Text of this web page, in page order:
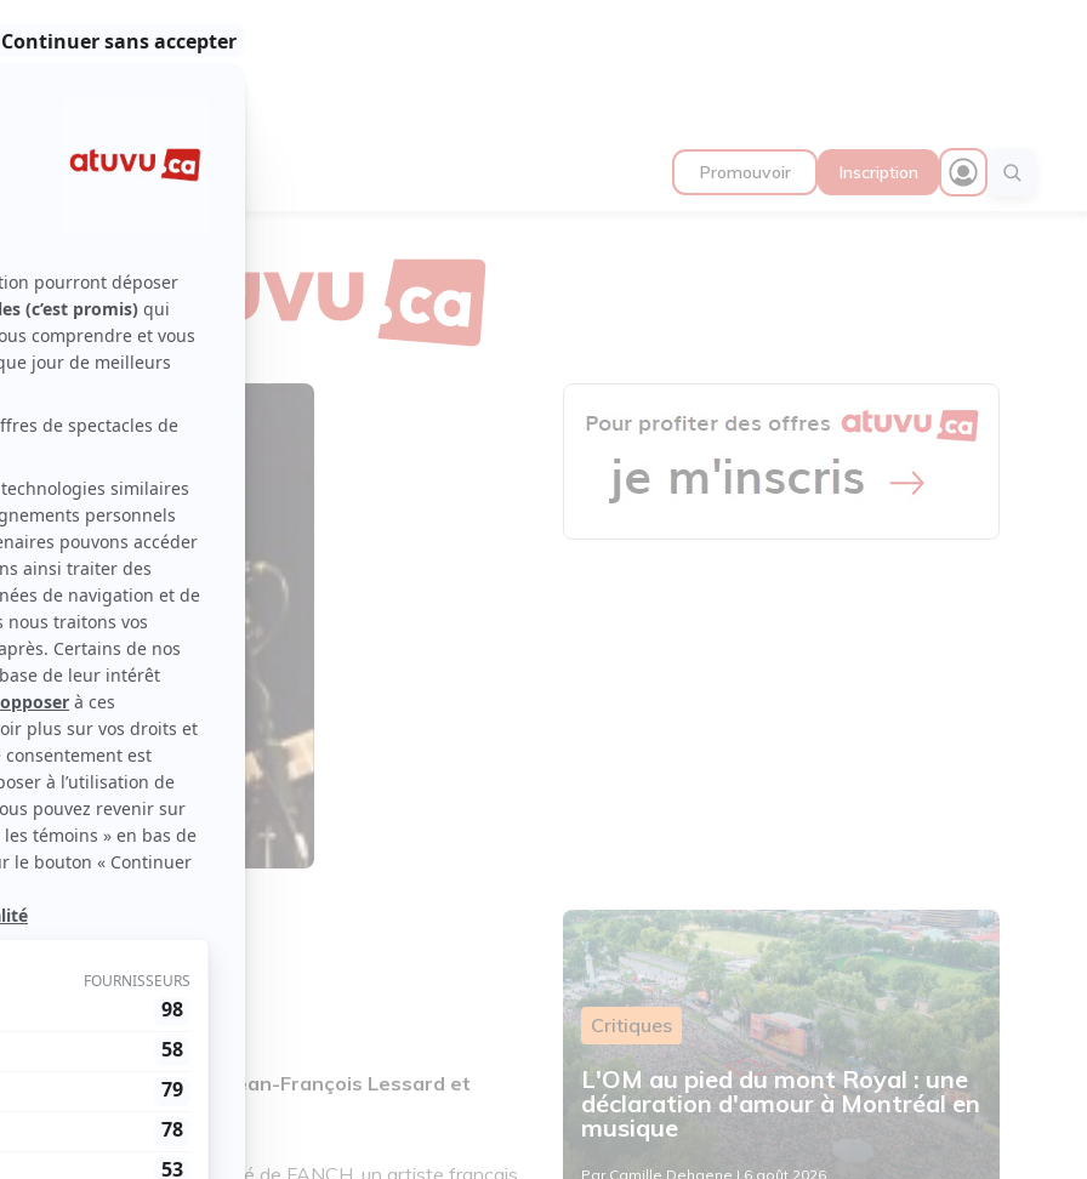
Promouvoir Inscription
disponible
une offre promo pour Jean-François Lessard et
Critiques
L'OM au pied du mont Royal : une
déclaration d'amour à Montréal en
musique
Par Camille Dehaene | 6 août 2026